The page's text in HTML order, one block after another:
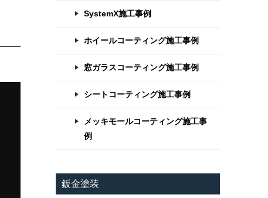
SystemX施工事例
ホイールコーティング施工事例
窓ガラスコーティング施工事例
シートコーティング施工事例
メッキモールコーティング施工事
例
鈑金塗装